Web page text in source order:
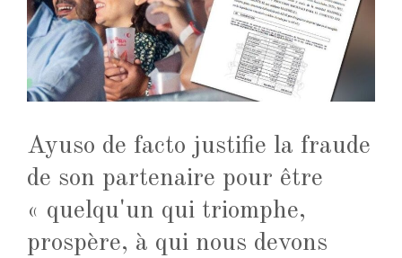
Ayuso de facto justifie la fraude
de son partenaire pour être
« quelqu'un qui triomphe,
prospère, à qui nous devons